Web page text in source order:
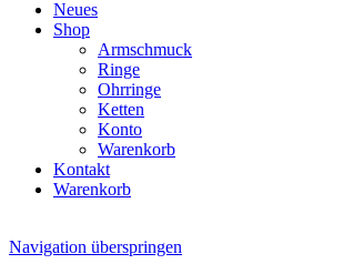
Neues
Shop
Armschmuck
Ringe
Ohrringe
Ketten
Konto
Warenkorb
Kontakt
Warenkorb
Navigation überspringen